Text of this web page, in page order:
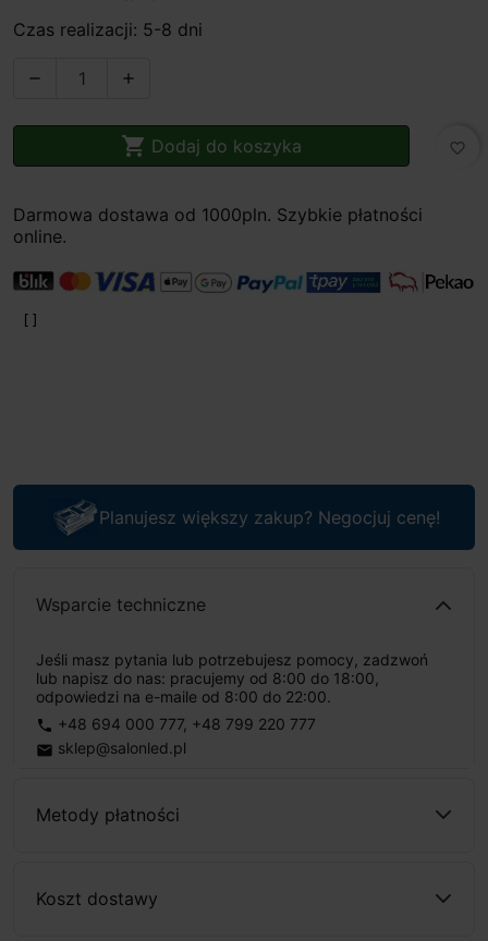
Czas realizacji: 5-8 dni
 
 Dodaj do koszyka favorite_border
Darmowa dostawa od 1000pln. Szybkie płatności
online.
Planujesz większy zakup? Negocjuj cenę!
Wsparcie techniczne
Jeśli masz pytania lub potrzebujesz pomocy, zadzwoń
lub napisz do nas: pracujemy od 8:00 do 18:00,
odpowiedzi na e-maile od 8:00 do 22:00.
phone +48 694 000 777, +48 799 220 777
email sklep@salonled.pl
Metody płatności
Koszt dostawy